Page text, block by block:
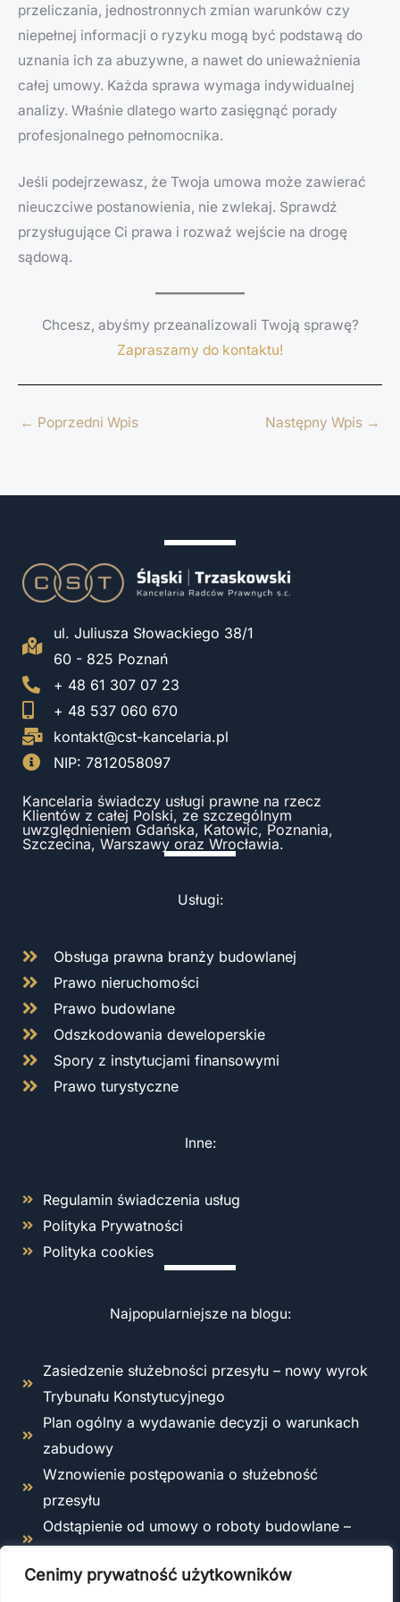
Cenimy prywatność użytkowników
przeliczania, jednostronnych zmian warunków czy
niepełnej informacji o ryzyku mogą być podstawą do
uznania ich za abuzywne, a nawet do unieważnienia
całej umowy. Każda sprawa wymaga indywidualnej
analizy. Właśnie dlatego warto zasięgnąć porady
profesjonalnego pełnomocnika.
Jeśli podejrzewasz, że Twoja umowa może zawierać
nieuczciwe postanowienia, nie zwlekaj. Sprawdź
przysługujące Ci prawa i rozważ wejście na drogę
sądową.
Chcesz, abyśmy przeanalizowali Twoją sprawę?
Zapraszamy do kontaktu!
← Poprzedni Wpis Następny Wpis →
ul. Juliusza Słowackiego 38/1
60 - 825 Poznań
+ 48 61 307 07 23
+ 48 537 060 670
kontakt@cst-kancelaria.pl
NIP: 7812058097
Kancelaria świadczy usługi prawne na rzecz
Klientów z całej Polski, ze szczególnym
uwzględnieniem Gdańska, Katowic, Poznania,
Szczecina, Warszawy oraz Wrocławia.
Usługi:
Obsługa prawna branży budowlanej
Prawo nieruchomości
Prawo budowlane
Odszkodowania deweloperskie
Spory z instytucjami finansowymi
Prawo turystyczne
Inne:
Regulamin świadczenia usług
Polityka Prywatności
Polityka cookies
Najpopularniejsze na blogu:
Zasiedzenie służebności przesyłu – nowy wyrok
Trybunału Konstytucyjnego
Plan ogólny a wydawanie decyzji o warunkach
zabudowy
Wznowienie postępowania o służebność
przesyłu
Odstąpienie od umowy o roboty budowlane –
kiedy i jak można to zrobić zgodnie z prawem?
Co obejmuje ubezpieczenie OC kierownika